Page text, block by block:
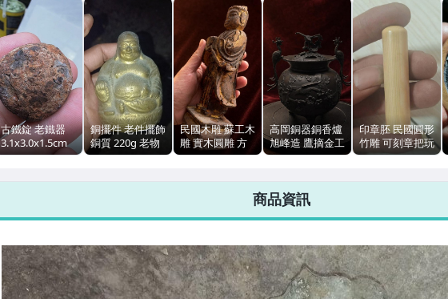
古鐵錠 老鐵器
3.1x3.0x1.5cm
古代形制收藏
銅擺件 老件擺飾
銅質 220g 老物
陳列 金屬器具
民國木雕 蘇工木
雕 實木圓雕 方
形底座 22.8cm
高岡銅器銅香爐
旭峰造 鷹摘金工
日本回流 17cm
印章胚 民國圓形
竹雕 可刻章把玩
自然老裂包漿
商品資訊